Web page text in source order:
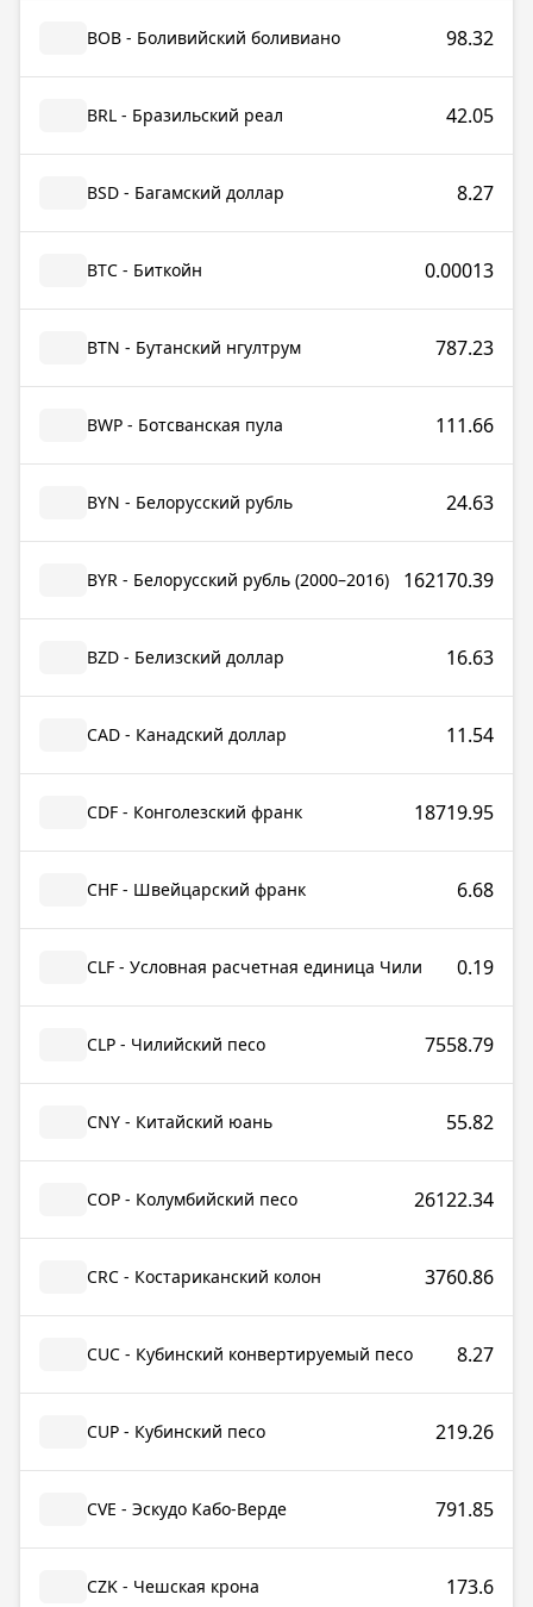
BOB - Боливийский боливиано 98.32
BRL - Бразильский реал 42.05
BSD - Багамский доллар 8.27
BTC - Биткойн 0.00013
BTN - Бутанский нгултрум 787.23
BWP - Ботсванская пула 111.66
BYN - Белорусский рубль 24.63
BYR - Белорусский рубль (2000–2016) 162170.39
BZD - Белизский доллар 16.63
CAD - Канадский доллар 11.54
CDF - Конголезский франк 18719.95
CHF - Швейцарский франк 6.68
CLF - Условная расчетная единица Чили 0.19
CLP - Чилийский песо 7558.79
CNY - Китайский юань 55.82
COP - Колумбийский песо 26122.34
CRC - Костариканский колон 3760.86
CUC - Кубинский конвертируемый песо 8.27
CUP - Кубинский песо 219.26
CVE - Эскудо Кабо-Верде 791.85
CZK - Чешская крона 173.6